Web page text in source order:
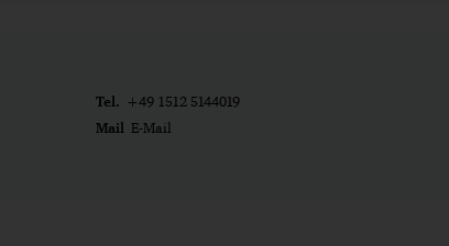
Tel. +49 1512 5144019
Mail E-Mail